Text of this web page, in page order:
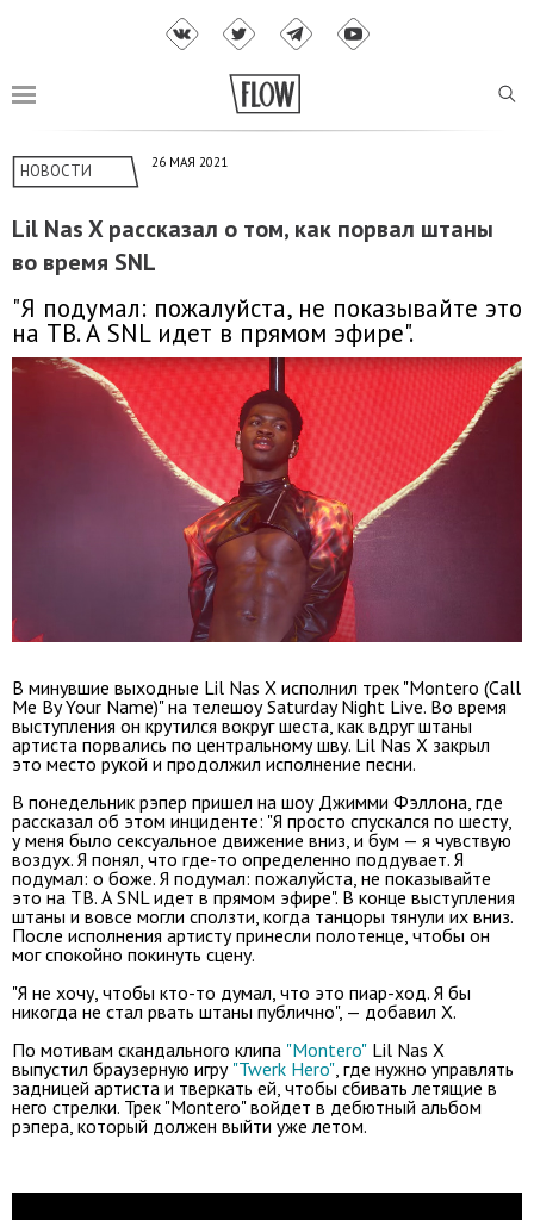
НОВОСТИ 26 МАЯ 2021
Lil Nas X рассказал о том, как порвал штаны
во время SNL
"Я подумал: пожалуйста, не показывайте это
на ТВ. А SNL идет в прямом эфире".
В минувшие выходные Lil Nas X исполнил трек "Montero (Call
Me By Your Name)" на телешоу Saturday Night Live. Во время
выступления он крутился вокруг шеста, как вдруг штаны
артиста порвались по центральному шву. Lil Nas X закрыл
это место рукой и продолжил исполнение песни.
В понедельник рэпер пришел на шоу Джимми Фэллона, где
рассказал об этом инциденте: "Я просто спускался по шесту,
у меня было сексуальное движение вниз, и бум — я чувствую
воздух. Я понял, что где-то определенно поддувает. Я
подумал: о боже. Я подумал: пожалуйста, не показывайте
это на ТВ. А SNL идет в прямом эфире". В конце выступления
штаны и вовсе могли сползти, когда танцоры тянули их вниз.
После исполнения артисту принесли полотенце, чтобы он
мог спокойно покинуть сцену.
"Я не хочу, чтобы кто-то думал, что это пиар-ход. Я бы
никогда не стал рвать штаны публично", — добавил X.
По мотивам скандального клипа "Montero" Lil Nas X
выпустил браузерную игру "Twerk Hero", где нужно управлять
задницей артиста и тверкать ей, чтобы сбивать летящие в
него стрелки. Трек "Montero" войдет в дебютный альбом
рэпера, который должен выйти уже летом.